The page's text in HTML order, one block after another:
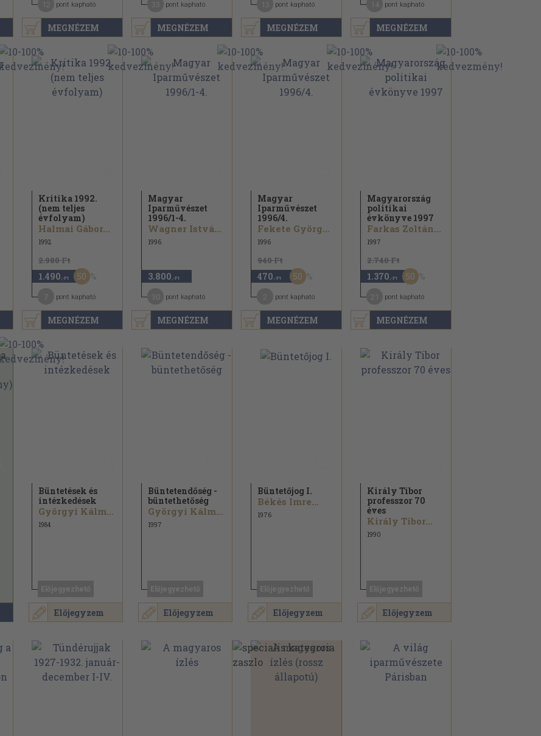
MEGNÉZEM
pont kapható
MEGNÉZEM
pont kapható
MEGNÉZEM
pont kapható
MEGNÉZEM
pont kapható
MEGNÉZEM
Kritika 1992.
(nem teljes
évfolyam)
Halmai Gábor...
1992
2.980 Ft
1.490 ,-Ft 50
pont kapható
MEGNÉZEM
Magyar
Iparművészet
1996/1-4.
Wagner István...
1996
3.800 ,-Ft
pont kapható
MEGNÉZEM
Magyar
Iparművészet
1996/4.
Fekete György...
1996
940 Ft
470 ,-Ft 50
pont kapható
MEGNÉZEM
Magyarország
politikai
évkönyve 1997
Farkas Zoltán...
1997
2.740 Ft
1.370 ,-Ft 50
pont kapható
Előjegyzem
Büntetések és
intézkedések
Györgyi Kálmán
1984
Előjegyzem
Büntetendőség -
büntethetőség
Györgyi Kálmán...
1997
Előjegyzem
Büntetőjog I.
Békés Imre...
1976
Előjegyzem
Király Tibor
professzor 70
éves
Király Tibor...
1990